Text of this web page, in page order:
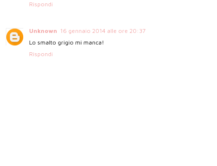
Rispondi
Unknown 16 gennaio 2014 alle ore 20:37
Lo smalto grigio mi manca!
Rispondi